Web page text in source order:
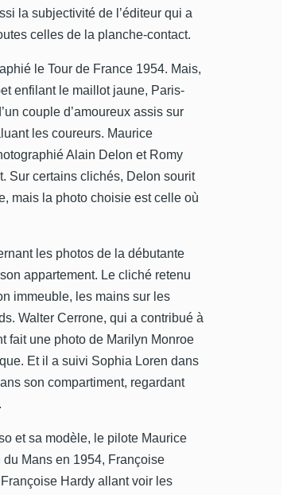
la subjectivité de l’éditeur qui a
celles de la planche-contact.
le Tour de France 1954. Mais,
enfilant le maillot jaune, Paris-
couple d’amoureux assis sur
les coureurs. Maurice
Alain Delon et Romy
Sur certains clichés, Delon sourit
mais la photo choisie est celle où
les photos de la débutante
appartement. Le cliché retenu
immeuble, les mains sur les
Walter Cerrone, qui a contribué à
fait une photo de Marilyn Monroe
Et il a suivi Sophia Loren dans
son compartiment, regardant
et sa modèle, le pilote Maurice
Mans en 1954, Françoise
Hardy allant voir les